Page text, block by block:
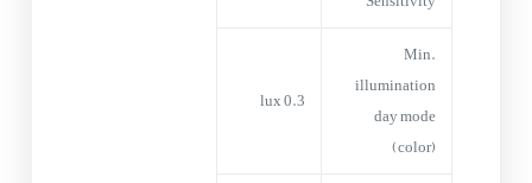
Min.
illumination
day mode
(color)
0.3 lux